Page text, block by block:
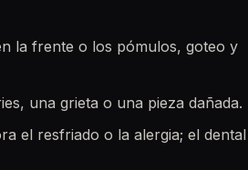
la frente o los pómulos, goteo y
una grieta o una pieza dañada.
el resfriado o la alergia; el dental